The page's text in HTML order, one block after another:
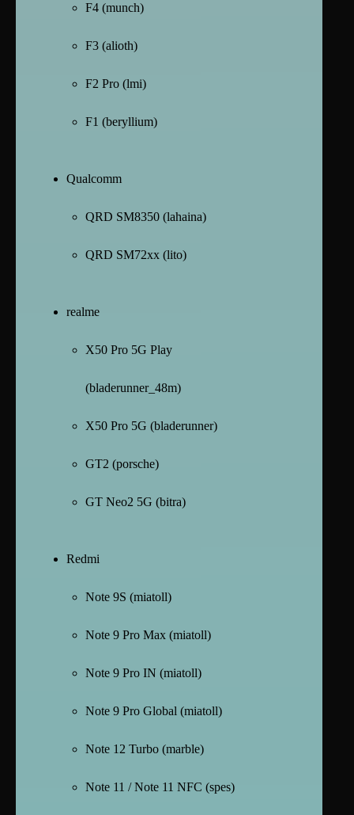
F4 (munch)
F3 (alioth)
F2 Pro (lmi)
F1 (beryllium)
Qualcomm
QRD SM8350 (lahaina)
QRD SM72xx (lito)
realme
X50 Pro 5G Play
(bladerunner_48m)
X50 Pro 5G (bladerunner)
GT2 (porsche)
GT Neo2 5G (bitra)
Redmi
Note 9S (miatoll)
Note 9 Pro Max (miatoll)
Note 9 Pro IN (miatoll)
Note 9 Pro Global (miatoll)
Note 12 Turbo (marble)
Note 11 / Note 11 NFC (spes)